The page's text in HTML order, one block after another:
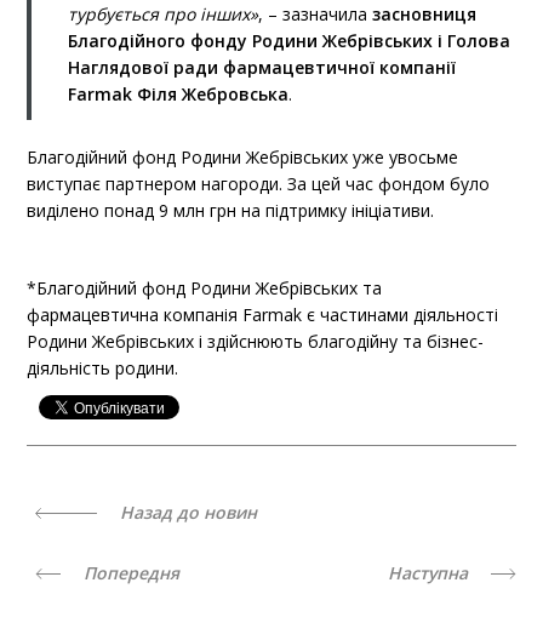
турбується про інших», – зазначилазасновниця
Благодійного фонду Родини Жебрівських і Голова
Наглядової ради фармацевтичної компанії
Farmak Філя Жебровська.
Благодійний фонд Родини Жебрівських уже увосьме
виступає партнером нагороди. За цей час фондом було
виділено понад 9 млн грн на підтримку ініціативи.
*Благодійний фонд Родини Жебрівських та
фармацевтична компанія Farmak є частинами діяльності
Родини Жебрівських і здійснюють благодійну та бізнес-
діяльність родини.
Назад до новин
Попередня Наступна